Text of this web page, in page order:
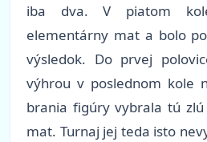
iba dva. V piatom
elementárny mat a bolo
výsledok. Do prvej
výhrou v poslednom kole
brania figúry vybrala tú
mat. Turnaj jej teda isto